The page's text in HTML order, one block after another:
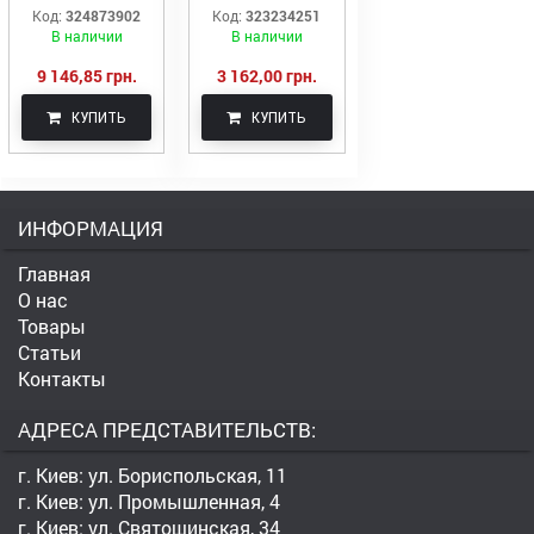
пустотная ПК 72-
12-8
Код: 324873902
В наличии
9 146,85 грн.
КУПИТЬ
пустотная ПК 22-
10-8
Код: 323234251
В наличии
3 162,00 грн.
КУПИТЬ
ИНФОРМАЦИЯ
Главная
О нас
Товары
Статьи
Контакты
АДРЕСА ПРЕДСТАВИТЕЛЬСТВ:
г. Киев: ул. Бориспольская, 11
г. Киев: ул. Промышленная, 4
г. Киев: ул. Святошинская, 34